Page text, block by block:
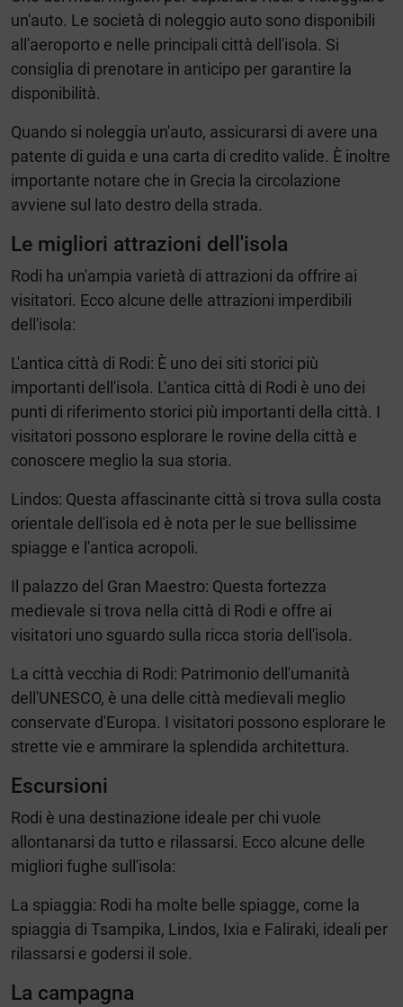
un'auto. Le società di noleggio auto sono disponibili
all'aeroporto e nelle principali città dell'isola. Si
consiglia di prenotare in anticipo per garantire la
disponibilità.
Quando si noleggia un'auto, assicurarsi di avere una
patente di guida e una carta di credito valide. È inoltre
importante notare che in Grecia la circolazione
avviene sul lato destro della strada.
Le migliori attrazioni dell'isola
Rodi ha un'ampia varietà di attrazioni da offrire ai
visitatori. Ecco alcune delle attrazioni imperdibili
dell'isola:
L'antica città di Rodi: È uno dei siti storici più
importanti dell'isola. L'antica città di Rodi è uno dei
punti di riferimento storici più importanti della città. I
visitatori possono esplorare le rovine della città e
conoscere meglio la sua storia.
Lindos: Questa affascinante città si trova sulla costa
orientale dell'isola ed è nota per le sue bellissime
spiagge e l'antica acropoli.
Il palazzo del Gran Maestro: Questa fortezza
medievale si trova nella città di Rodi e offre ai
visitatori uno sguardo sulla ricca storia dell'isola.
La città vecchia di Rodi: Patrimonio dell'umanità
dell'UNESCO, è una delle città medievali meglio
conservate d'Europa. I visitatori possono esplorare le
strette vie e ammirare la splendida architettura.
Escursioni
Rodi è una destinazione ideale per chi vuole
allontanarsi da tutto e rilassarsi. Ecco alcune delle
migliori fughe sull'isola:
La spiaggia: Rodi ha molte belle spiagge, come la
spiaggia di Tsampika, Lindos, Ixia e Faliraki, ideali per
rilassarsi e godersi il sole.
La campagna